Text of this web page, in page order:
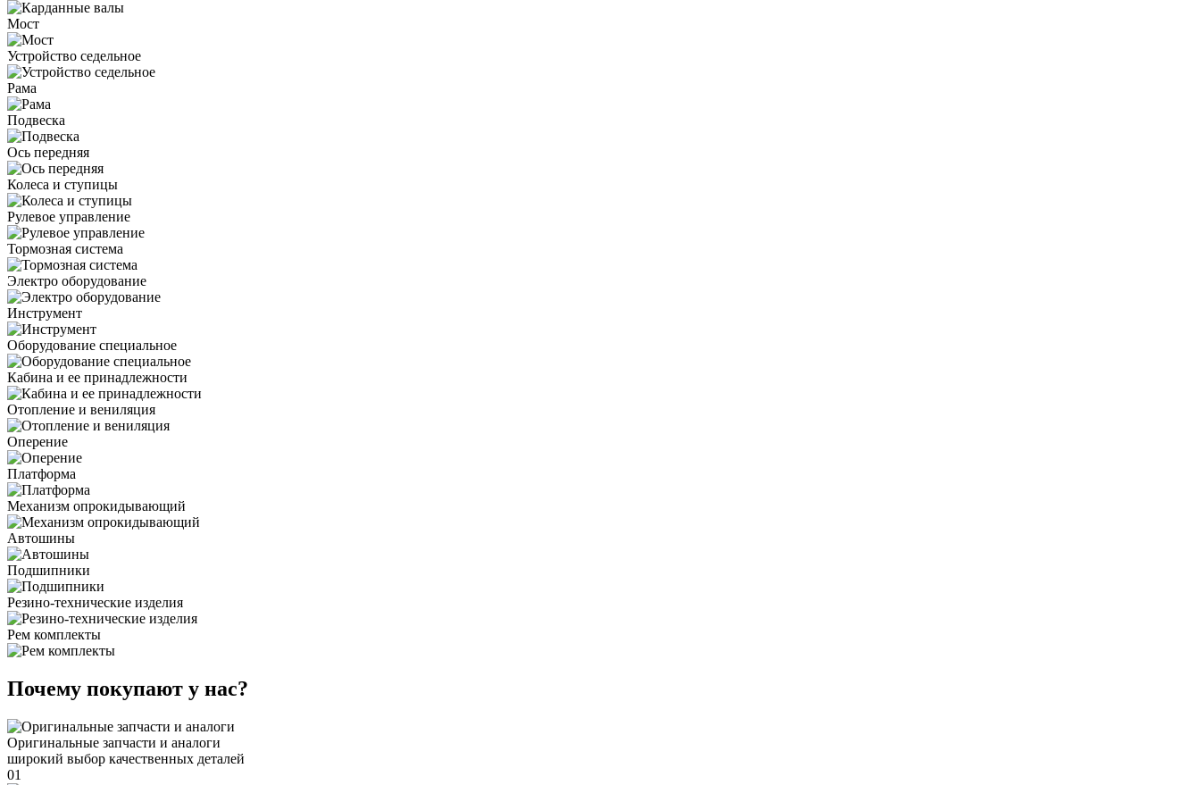
Мост
Устройство седельное
Рама
Подвеска
Ось передняя
Колеса и ступицы
Рулевое управление
Тормозная система
Электро оборудование
Инструмент
Оборудование специальное
Кабина и ее принадлежности
Отопление и вениляция
Оперение
Платформа
Механизм опрокидывающий
Автошины
Подшипники
Резино-технические изделия
Рем комплекты
Почему покупают у нас?
Оригинальные запчасти и аналоги
широкий выбор качественных деталей
01